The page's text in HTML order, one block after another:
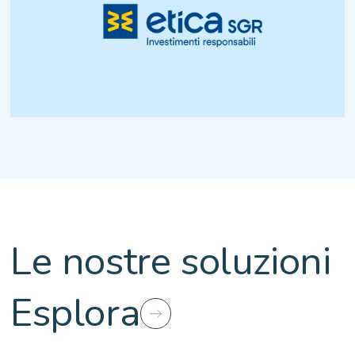
Le nostre soluzioni
Esplora